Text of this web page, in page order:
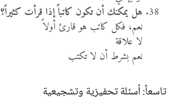
هل يمكنك أن تكون كاتباً إذا قرأت كثيراً؟
نعم، فكل كاتب هو قارئ أولاً
لا علاقة
نعم بشرط أن لا تكتب
تاسعاً: أسئلة تحفيزية وتشجيعية